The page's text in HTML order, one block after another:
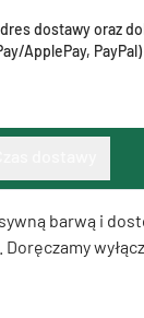
dostawy oraz
ApplePay, PayPal)
barwą i